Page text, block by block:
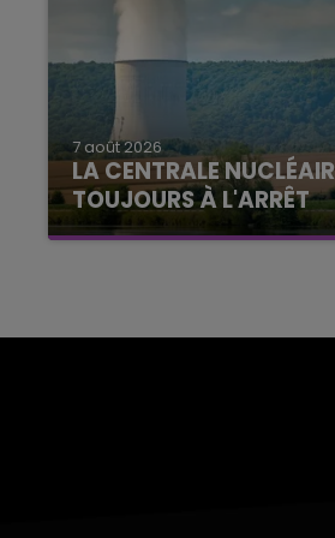
7 août 2026
LA CENTRALE
TOUJOURS À L'ARRÊT
Cela fait déjà une semaine